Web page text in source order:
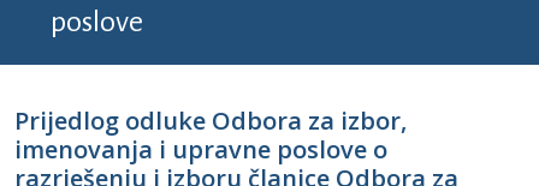
poslove
Prijedlog odluke Odbora za izbor,
imenovanja i upravne poslove o
razrješenju i izboru članice Odbora za